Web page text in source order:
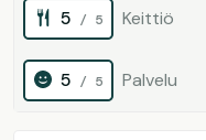
5 / 5 Keittiö
5 / 5 Palvelu